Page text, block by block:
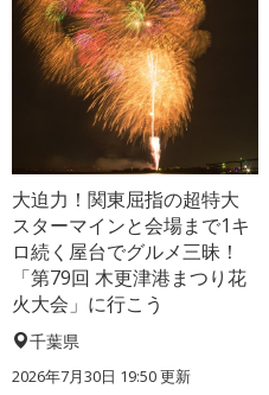
大迫力！関東屈指の超特大
スターマインと会場まで1キ
ロ続く屋台でグルメ三昧！
「第79回 木更津港まつり花
火大会」に行こう
千葉県
2026年7月30日 19:50 更新